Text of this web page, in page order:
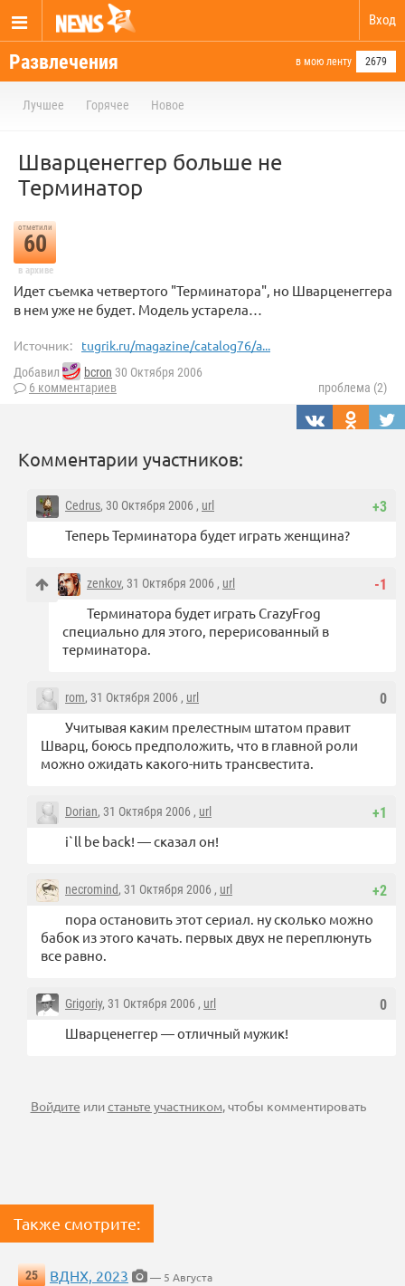
Вход
Развлечения в мою ленту 2679
Лучшее Горячее Новое
Шварценеггер больше не
Терминатор
отметили
60
в архиве
Идет съемка четвертого "Терминатора", но Шварценеггера
в нем уже не будет. Модель устарела…
Источник: tugrik.ru/magazine/catalog76/a...
Добавил bcron 30 Октября 2006
6 комментариев
проблема (2)
Комментарии участников:
+3
Cedrus, 30 Октября 2006 , url
Теперь Терминатора будет играть женщина?
-1
zenkov, 31 Октября 2006 , url
Терминатора будет играть CrazyFrog
специально для этого, перерисованный в
терминатора.
0
rom, 31 Октября 2006 , url
Учитывая каким прелестным штатом правит
Шварц, боюсь предположить, что в главной роли
можно ожидать какого-нить трансвестита.
+1
Dorian, 31 Октября 2006 , url
i`ll be back! — сказал он!
+2
necromind, 31 Октября 2006 , url
пора остановить этот сериал. ну сколько можно
бабок из этого качать. первых двух не переплюнуть
все равно.
0
Grigoriy, 31 Октября 2006 , url
Шварценеггер — отличный мужик!
Войдите илистаньте участником, чтобы комментировать
Также смотрите:
25 ВДНХ, 2023
— 5 Августа